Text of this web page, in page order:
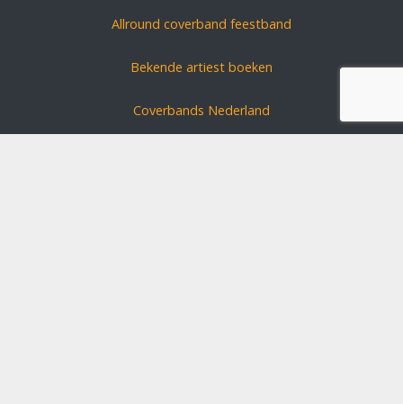
Allround coverband feestband
Bekende artiest boeken
Coverbands Nederland